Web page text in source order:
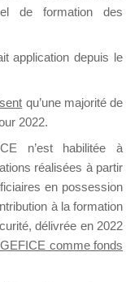
mois
de
à l’Appel à
de formation des
application depuis le
qu’une majorité de
2022.
n’est habilitée à
réalisées à partir
en possession
à la formation
délivrée en 2022
comme fonds